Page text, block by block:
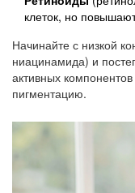
клеток, но
Начинайте с низкой
ниацинамида) и
активных
пигментацию.